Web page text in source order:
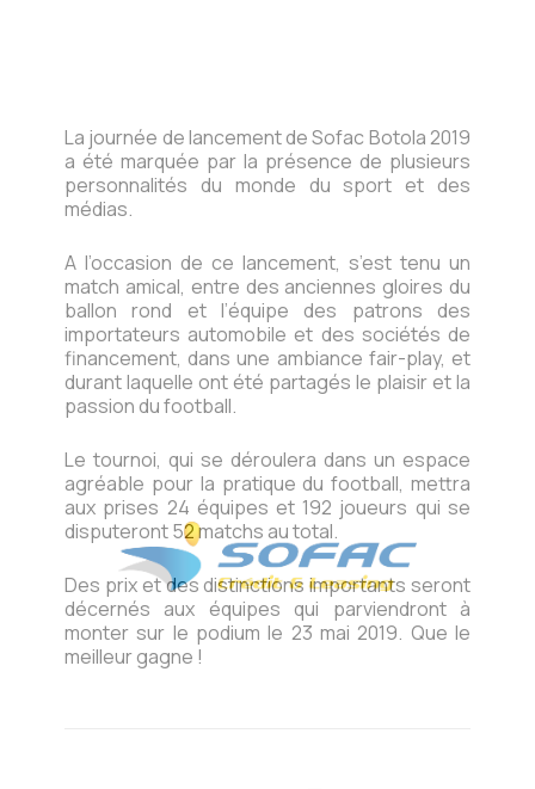
La journée de lancement de Sofac Botola 2019
a été marquée par la présence de plusieurs
personnalités du monde du sport et des
médias.
A l’occasion de ce lancement, s’est tenu un
match amical, entre des anciennes gloires du
ballon rond et l’équipe des patrons des
importateurs automobile et des sociétés de
financement, dans une ambiance fair-play, et
durant laquelle ont été partagés le plaisir et la
passion du football.
Le tournoi, qui se déroulera dans un espace
agréable pour la pratique du football, mettra
aux prises 24 équipes et 192 joueurs qui se
disputeront 52 matchs au total.
Des prix et des distinctions importants seront
décernés aux équipes qui parviendront à
monter sur le podium le 23 mai 2019. Que le
meilleur gagne !